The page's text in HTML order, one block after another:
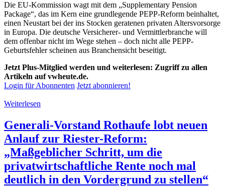
Die EU-Kommission wagt mit dem „Supplementary Pension
Package“, das im Kern eine grundlegende PEPP-Reform beinhaltet,
einen Neustart bei der ins Stocken geratenen privaten Altersvorsorge
in Europa. Die deutsche Versicherer- und Vermittlerbranche will
dem offenbar nicht im Wege stehen – doch nicht alle PEPP-
Geburtsfehler scheinen aus Branchensicht beseitigt.
Jetzt Plus-Mitglied werden und weiterlesen: Zugriff zu allen
Artikeln auf vwheute.de.
Login für Abonnenten Jetzt abonnieren!
Weiterlesen
Generali-Vorstand Rothaufe lobt neuen
Anlauf zur Riester-Reform:
„Maßgeblicher Schritt, um die
privatwirtschaftliche Rente noch mal
deutlich in den Vordergrund zu stellen“